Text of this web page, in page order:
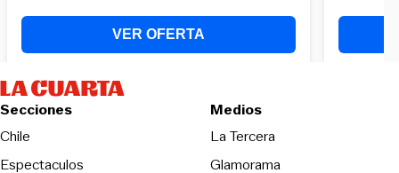
Secciones
Chile
Espectaculos
Medios
La Tercera
Glamorama